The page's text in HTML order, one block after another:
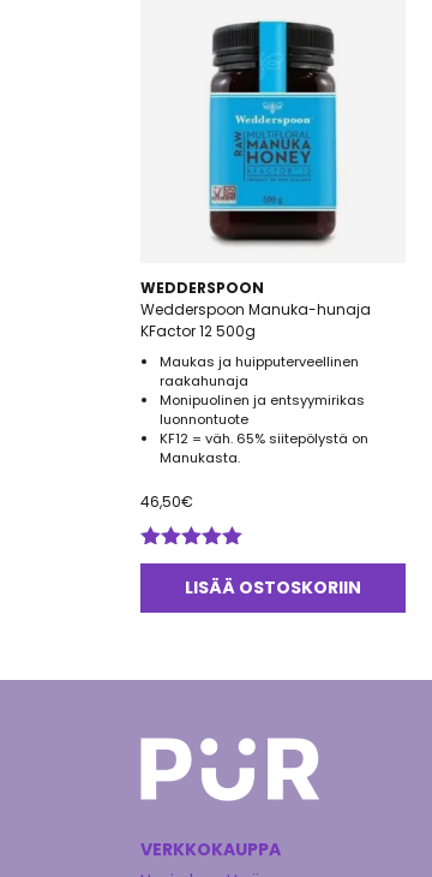
WEDDERSPOON
Wedderspoon Manuka-hunaja
KFactor 12 500g
Maukas ja huipputerveellinen
raakahunaja
Monipuolinen ja entsyymirikas
luonnontuote
KF12 = väh. 65% siitepölystä on
Manukasta.
46,50€
Arvostelu
tuotteesta:
LISÄÄ OSTOSKORIIN
VERKKOKAUPPA